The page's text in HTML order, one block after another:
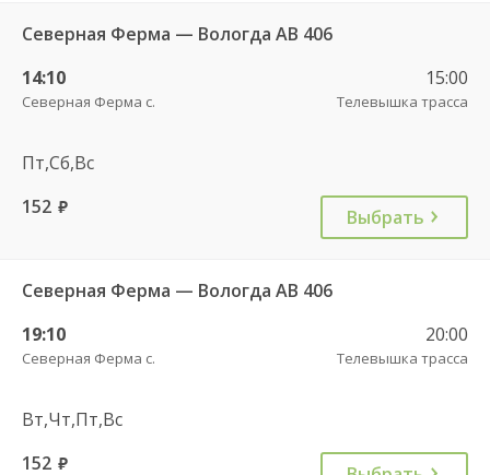
Северная Ферма — Вологда АВ 406
14:10
Северная Ферма с.
15:00
Телевышка трасса
Пт,Сб,Вс
152 руб. Выбрать
Северная Ферма — Вологда АВ 406
19:10
Северная Ферма с.
20:00
Телевышка трасса
Вт,Чт,Пт,Вс
152 руб.